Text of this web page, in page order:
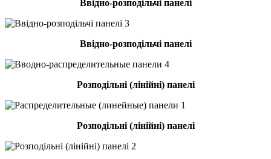
Ввідно-розподільчі панелі
Ввідно-розподільчі панелі
Розподільні (лінійні) панелі
Розподільні (лінійні) панелі